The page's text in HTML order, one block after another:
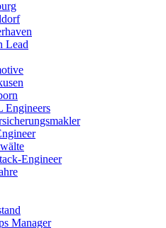
Lead
Engineer
Manager